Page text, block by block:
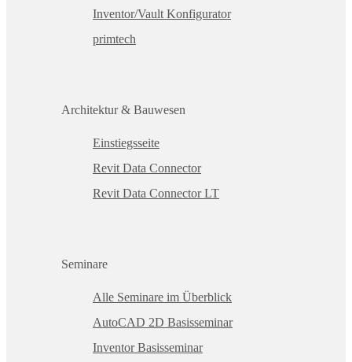
Inventor/Vault Konfigurator
primtech
Architektur & Bauwesen
Einstiegsseite
Revit Data Connector
Revit Data Connector LT
Seminare
Alle Seminare im Überblick
AutoCAD 2D Basisseminar
Inventor Basisseminar